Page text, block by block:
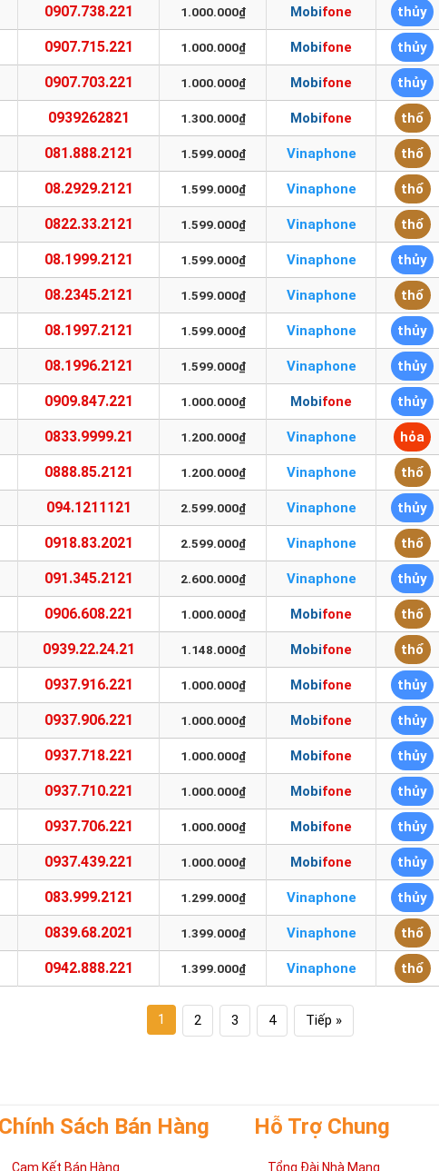
0907.738.221 1.000.000₫ Mobifone thủy
0907.715.221 1.000.000₫ Mobifone thủy
0907.703.221 1.000.000₫ Mobifone thủy
0939262821 1.300.000₫ Mobifone thổ
081.888.2121 1.599.000₫ Vinaphone thổ
08.2929.2121 1.599.000₫ Vinaphone thổ
0822.33.2121 1.599.000₫ Vinaphone thổ
08.1999.2121 1.599.000₫ Vinaphone thủy
08.2345.2121 1.599.000₫ Vinaphone thổ
08.1997.2121 1.599.000₫ Vinaphone thủy
08.1996.2121 1.599.000₫ Vinaphone thủy
0909.847.221 1.000.000₫ Mobifone thủy
0833.9999.21 1.200.000₫ Vinaphone hỏa
0888.85.2121 1.200.000₫ Vinaphone thổ
094.1211121 2.599.000₫ Vinaphone thủy
0918.83.2021 2.599.000₫ Vinaphone thổ
091.345.2121 2.600.000₫ Vinaphone thủy
0906.608.221 1.000.000₫ Mobifone thổ
0939.22.24.21 1.148.000₫ Mobifone thổ
0937.916.221 1.000.000₫ Mobifone thủy
0937.906.221 1.000.000₫ Mobifone thủy
0937.718.221 1.000.000₫ Mobifone thủy
0937.710.221 1.000.000₫ Mobifone thủy
0937.706.221 1.000.000₫ Mobifone thủy
0937.439.221 1.000.000₫ Mobifone thủy
083.999.2121 1.299.000₫ Vinaphone thủy
0839.68.2021 1.399.000₫ Vinaphone thổ
0942.888.221 1.399.000₫ Vinaphone thổ
1 2 3 4 Tiếp »
Chính Sách Bán Hàng
Cam Kết Bán Hàng
Hỗ Trợ Chung
Tổng Đài Nhà Mạng